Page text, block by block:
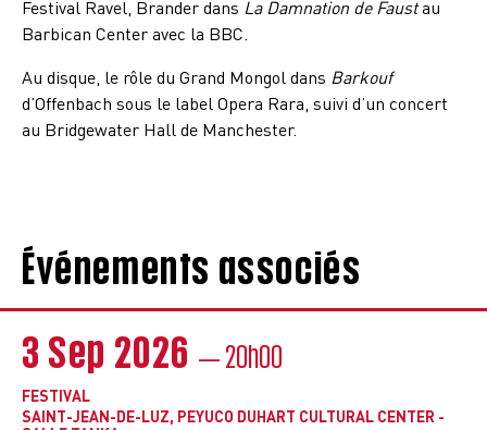
Festival Ravel, Brander dans La Damnation de Faustau
Barbican Center avec la BBC.
Au disque, le rôle du Grand Mongol dans Barkouf
d’Offenbach sous le label Opera Rara, suivi d’un concert
au Bridgewater Hall de Manchester.
Événements associés
3 Sep 2026 — 20h00
FESTIVAL
SAINT-JEAN-DE-LUZ, PEYUCO DUHART CULTURAL CENTER -